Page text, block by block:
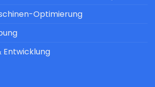
Optimierung
Entwicklung